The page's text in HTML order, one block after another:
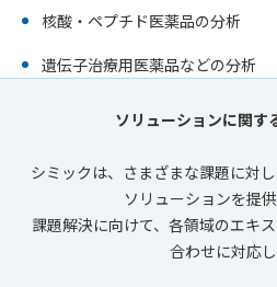
核酸・ペプチド医薬品の分析
遺伝子治療用医薬品などの分析
ソリューションに関す
シミックは、さまざまな課題に対
ソリューションを提供
課題解決に向けて、各領域のエキ
合わせに対応し